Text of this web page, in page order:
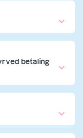
ved betaling